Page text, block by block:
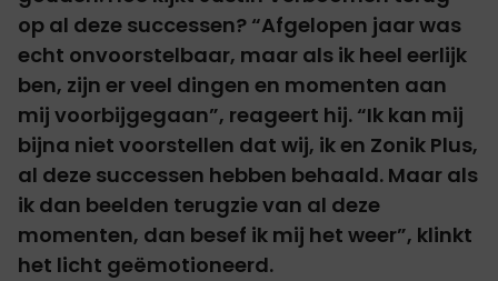
op al deze successen? “Afgelopen jaar was
echt onvoorstelbaar, maar als ik heel eerlijk
ben, zijn er veel dingen en momenten aan
mij voorbijgegaan”, reageert hij. “Ik kan mij
bijna niet voorstellen dat wij, ik en Zonik Plus,
al deze successen hebben behaald. Maar als
ik dan beelden terugzie van al deze
momenten, dan besef ik mij het weer”, klinkt
het licht geëmotioneerd.